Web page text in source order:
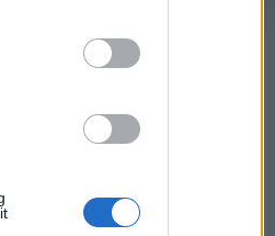
paura e